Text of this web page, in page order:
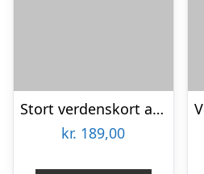
Stort verdenskort af Illux
kr. 189,00